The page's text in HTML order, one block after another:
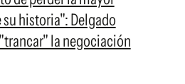
historia": Delgado
la negociación